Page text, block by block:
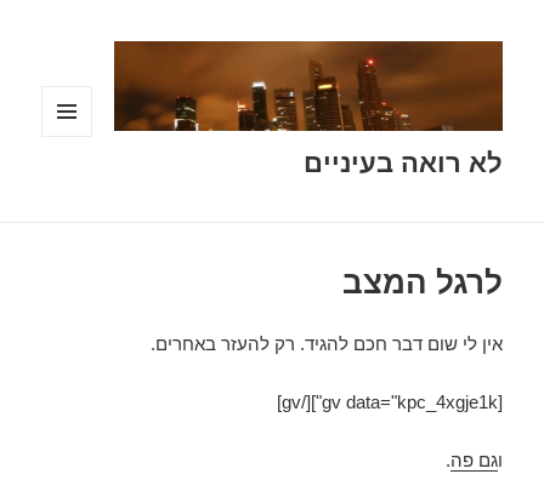
לא רואה בעיניים
לרגל המצב
אין לי שום דבר חכם להגיד. רק להעזר באחרים.
[gv data="kpc_4xgje1k"][/gv]
וגם פה.